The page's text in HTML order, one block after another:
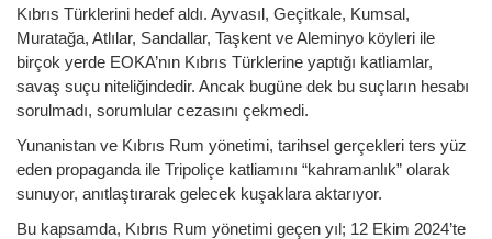
Kıbrıs Türklerini hedef aldı. Ayvasıl, Geçitkale, Kumsal,
Muratağa, Atlılar, Sandallar, Taşkent ve Aleminyo köyleri ile
birçok yerde EOKA’nın Kıbrıs Türklerine yaptığı katliamlar,
savaş suçu niteliğindedir. Ancak bugüne dek bu suçların hesabı
sorulmadı, sorumlular cezasını çekmedi.
Yunanistan ve Kıbrıs Rum yönetimi, tarihsel gerçekleri ters yüz
eden propaganda ile Tripoliçe katliamını “kahramanlık” olarak
sunuyor, anıtlaştırarak gelecek kuşaklara aktarıyor.
Bu kapsamda, Kıbrıs Rum yönetimi geçen yıl; 12 Ekim 2024’te